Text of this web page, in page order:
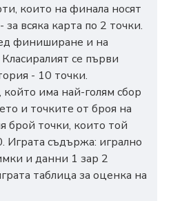
които на финала носят
всяка карта по 2 точки.
финиширане и на
се първи
- 10 точки.
има най-голям сбор
и точките от броя на
брой точки, които той
Играта съдържа: игрално
и данни 1 зар 2
таблица за оценка на